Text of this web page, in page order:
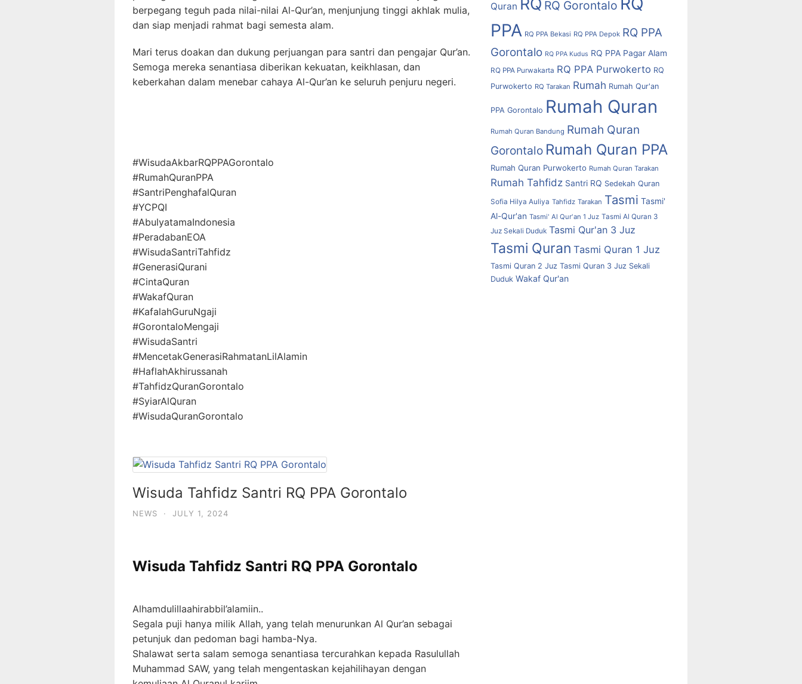
berpegang teguh pada nilai-nilai Al-Qur’an, menjunjung tinggi akhlak mulia,
dan siap menjadi rahmat bagi semesta alam.
Mari terus doakan dan dukung perjuangan para santri dan pengajar Qur’an.
Semoga mereka senantiasa diberikan kekuatan, keikhlasan, dan
keberkahan dalam menebar cahaya Al-Qur’an ke seluruh penjuru negeri.
#WisudaAkbarRQPPAGorontalo
#RumahQuranPPA
#SantriPenghafalQuran
#YCPQI
#AbulyatamaIndonesia
#PeradabanEOA
#WisudaSantriTahfidz
#GenerasiQurani
#CintaQuran
#WakafQuran
#KafalahGuruNgaji
#GorontaloMengaji
#WisudaSantri
#MencetakGenerasiRahmatanLilAlamin
#HaflahAkhirussanah
#TahfidzQuranGorontalo
#SyiarAlQuran
#WisudaQuranGorontalo
Wisuda Tahfidz Santri RQ PPA Gorontalo
NEWS · JULY 1, 2024
Wisuda Tahfidz Santri RQ PPA Gorontalo
Alhamdulillaahirabbil’alamiin..
Segala puji hanya milik Allah, yang telah menurunkan Al Qur’an sebagai
petunjuk dan pedoman bagi hamba-Nya.
Shalawat serta salam semoga senantiasa tercurahkan kepada Rasulullah
Muhammad SAW, yang telah mengentaskan kejahilihayan dengan
Quran RQ Gorontalo
PPA RQ PPA Bekasi RQ PPA Depok RQ PPA
Gorontalo RQ PPA Kudus RQ PPA Pagar Alam
RQ PPA Purwakarta RQ PPA Purwokerto RQ
Purwokerto RQ Tarakan Rumah Rumah Qur'an
PPA Gorontalo Rumah Quran
Rumah Quran Bandung Rumah Quran
Gorontalo Rumah Quran PPA
Rumah Quran Purwokerto Rumah Quran Tarakan
Rumah Tahfidz Santri RQ Sedekah Quran
Sofia Hilya Auliya Tahfidz Tarakan Tasmi Tasmi'
Al-Qur'an Tasmi' Al Qur'an 1 Juz Tasmi Al Quran 3
Juz Sekali Duduk Tasmi Qur'an 3 Juz
Tasmi Quran Tasmi Quran 1 Juz
Tasmi Quran 2 Juz Tasmi Quran 3 Juz Sekali
Duduk Wakaf Qur'an